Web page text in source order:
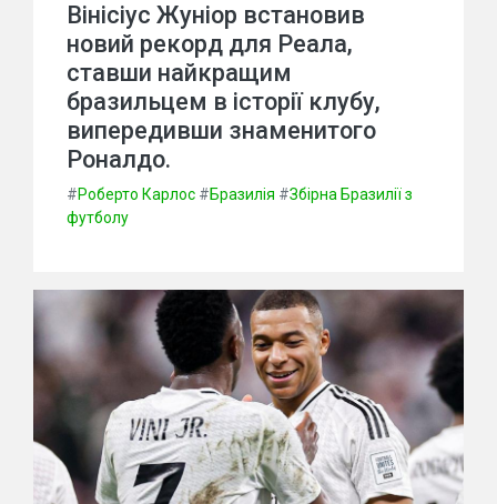
Вінісіус Жуніор встановив
новий рекорд для Реала,
ставши найкращим
бразильцем в історії клубу,
випередивши знаменитого
Роналдо.
#Роберто Карлос #Бразилія #Збірна Бразилії з
футболу